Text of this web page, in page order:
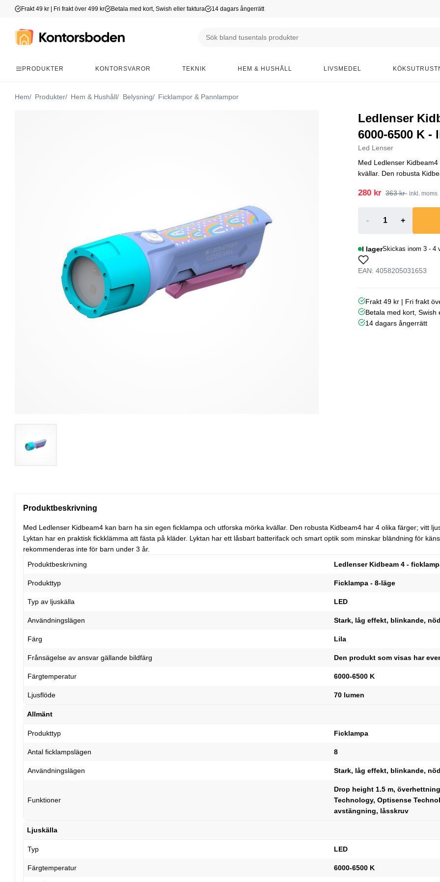
Frakt 49 kr | Fri frakt över 499 kr Betala med kort, Swish eller faktura 14 dagars ångerrätt
PRODUKTER KONTORSVAROR TEKNIK HEM & HUSHÅLL LIVSMEDEL
Hem Produkter Hem & Hushåll Belysning Ficklampor & Pannlampor
Ledlenser
6000-6500 K -
Led Lenser
Med Ledlenser
kvällar. Den robusta
280 kr 363 kr inkl. moms
- +
I lagerSkickas inom 3 - 4
EAN: 4058205031653
Frakt 49 kr | Fri frakt
Betala med kort, Swish
14 dagars ångerrätt
Produktbeskrivning
Med Ledlenser Kidbeam4 kan barn ha sin egen ficklampa och utforska mörka kvällar. Den robusta Kidbeam4 har 4 olika färger; vitt
Lyktan har en praktisk fickklämma att fästa på kläder. Lyktan har ett låsbart batterifack och smart optik som minskar bländning för
rekommenderas inte för barn under 3 år.
Produktbeskrivning
Ledlenser Kidbeam 4 -
Produkttyp Ficklampa - 8-läge
Typ av ljuskälla LED
Användningslägen Stark, låg effekt, blinkande,
Färg Lila
Frånsägelse av ansvar gällande bildfärg Den produkt som visas har
Färgtemperatur 6000-6500 K
Ljusflöde 70 lumen
Allmänt
Produkttyp Ficklampa
Antal ficklampslägen 8
Användningslägen Stark, låg effekt, blinkande,
Funktioner
Drop height 1.5 m,
Technology, Optisense
avstängning, låsskruv
Ljuskälla
Typ LED
Färgtemperatur 6000-6500 K